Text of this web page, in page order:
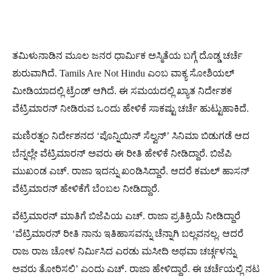
ತಮಿಳುನಾಡಿನ ಮೂಲ ಜನರ ಧಾರ್ಮಿಕ ಅಸ್ಮಿತೆಯ ಬಗ್ಗೆ ದೊಡ್ಡ ಚರ್ಚೆ
ಶುರುವಾಗಿದೆ. Tamils Are Not Hindu ಎಂಬ ವಾಕ್ಯ ಸೋಶಿಯಲ್
ಮೀಡಿಯಾದಲ್ಲಿ ಟ್ರೆಂಡ್ ಆಗಿದೆ. ಈ ಸಮಯದಲ್ಲಿ ಖ್ಯಾತ ನಿರ್ದೇಶಕ
ವೆಟ್ರಿಮಾರನ್ ನೀಡಿರುವ ಒಂದು ಹೇಳಿಕೆ ಸಾಕಷ್ಟು ಚರ್ಚೆ ಹುಟ್ಟುಹಾಕಿದೆ.
ಮಣಿರತ್ನಂ ನಿರ್ದೇಶನದ ‘ಪೊನ್ನಿಯಿನ್ ಸೆಲ್ವನ್’ ಸಿನಿಮಾ ಬಿಡುಗಡೆ ಆದ
ಬೆನ್ನಲ್ಲೇ ವೆಟ್ರಿಮಾರನ್ ಅವರು ಈ ರೀತಿ ಹೇಳಿಕೆ ನೀಡಿದ್ದಾರೆ. ಬಿಜೆಪಿ
ಮುಖಂಡ ಎಚ್. ರಾಜಾ ಇದನ್ನು ಖಂಡಿಸಿದ್ದಾರೆ. ಆದರೆ ಕಮಲ್ ಹಾಸನ್
ವೆಟ್ರಿಮಾರನ್ ಹೇಳಿಕೆಗೆ ಬೆಂಬಲ ನೀಡಿದ್ದಾರೆ.
ವೆಟ್ರಿಮಾರನ್ ಮಾತಿಗೆ ಬಿಜೆಪಿಯ ಎಚ್. ರಾಜಾ ಪ್ರತಿಕ್ರಿಯೆ ನೀಡಿದ್ದಾರೆ
‘ವೆಟ್ರಿಮಾರನ್ ರೀತಿ ನಾನು ಇತಿಹಾಸವನ್ನು ಚೆನ್ನಾಗಿ ಬಲ್ಲವನಲ್ಲ. ಆದರೆ
ರಾಜ ರಾಜ ಚೋಳ ನಿರ್ಮಿಸಿದ ಎರಡು ಮಸೀದಿ ಅಥವಾ ಚರ್ಚ್ಗಳನ್ನು
ಅವರು ತೋರಿಸಲಿ’ ಎಂದು ಎಚ್. ರಾಜಾ ಹೇಳಿದ್ದಾರೆ. ಈ ಚರ್ಚೆಯಲ್ಲಿ ನಟ